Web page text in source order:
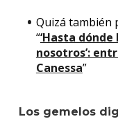
Quizá también
“‘Hasta
nosotros’:
Canessa”
Los gemelos